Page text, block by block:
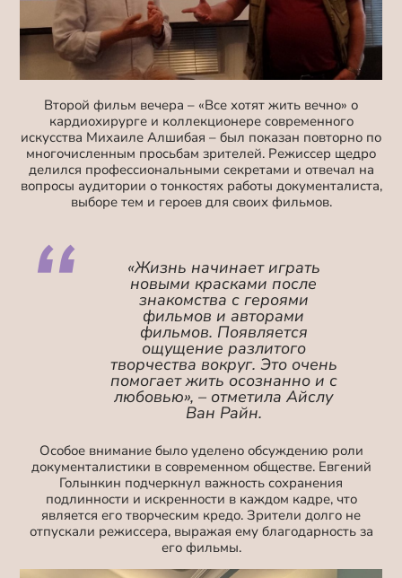
Второй фильм вечера – «Все хотят жить вечно» о
кардиохирурге и коллекционере современного
искусства Михаиле Алшибая – был показан повторно по
многочисленным просьбам зрителей. Режиссер щедро
делился профессиональными секретами и отвечал на
вопросы аудитории о тонкостях работы документалиста,
выборе тем и героев для своих фильмов.
«Жизнь начинает играть
новыми красками после
знакомства с героями
фильмов и авторами
фильмов. Появляется
ощущение разлитого
творчества вокруг. Это очень
помогает жить осознанно и с
любовью», – отметила Айслу
Ван Райн.
Особое внимание было уделено обсуждению роли
документалистики в современном обществе. Евгений
Голынкин подчеркнул важность сохранения
подлинности и искренности в каждом кадре, что
является его творческим кредо. Зрители долго не
отпускали режиссера, выражая ему благодарность за
его фильмы.